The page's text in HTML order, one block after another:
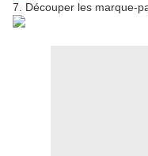
7. Découper les marque-